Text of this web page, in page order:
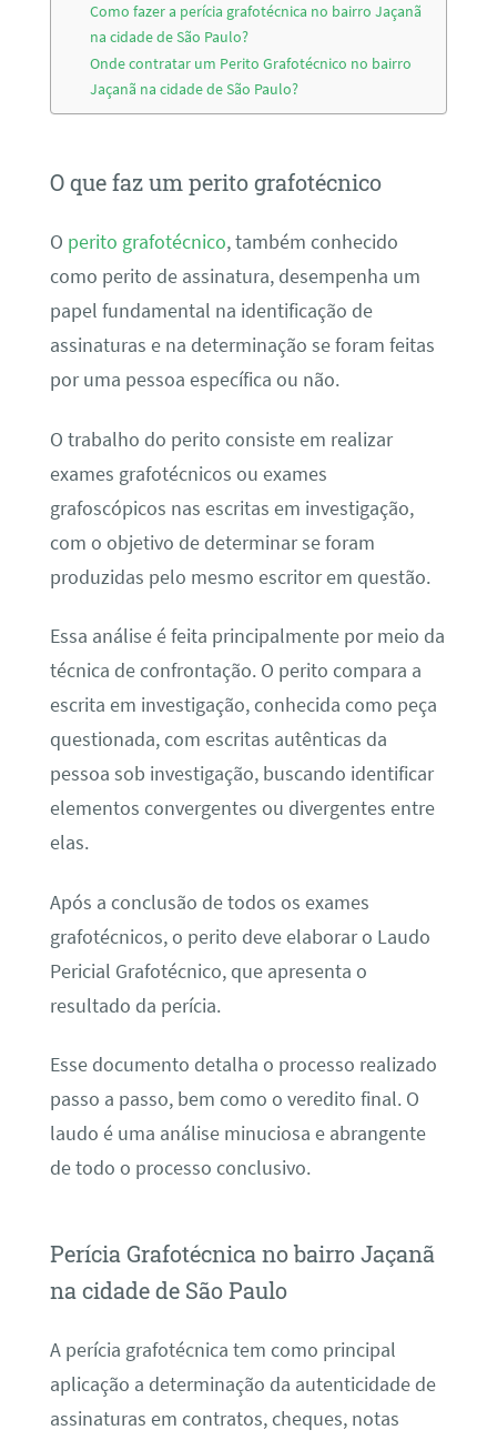
Como fazer a perícia grafotécnica no bairro Jaçanã
na cidade de São Paulo?
Onde contratar um Perito Grafotécnico no bairro
Jaçanã na cidade de São Paulo?
O que faz um perito grafotécnico
O perito grafotécnico, também conhecido
como perito de assinatura, desempenha um
papel fundamental na identificação de
assinaturas e na determinação se foram feitas
por uma pessoa específica ou não.
O trabalho do perito consiste em realizar
exames grafotécnicos ou exames
grafoscópicos nas escritas em investigação,
com o objetivo de determinar se foram
produzidas pelo mesmo escritor em questão.
Essa análise é feita principalmente por meio da
técnica de confrontação. O perito compara a
escrita em investigação, conhecida como peça
questionada, com escritas autênticas da
pessoa sob investigação, buscando identificar
elementos convergentes ou divergentes entre
elas.
Após a conclusão de todos os exames
grafotécnicos, o perito deve elaborar o Laudo
Pericial Grafotécnico, que apresenta o
resultado da perícia.
Esse documento detalha o processo realizado
passo a passo, bem como o veredito final. O
laudo é uma análise minuciosa e abrangente
de todo o processo conclusivo.
Perícia Grafotécnica no bairro Jaçanã
na cidade de São Paulo
A perícia grafotécnica tem como principal
aplicação a determinação da autenticidade de
assinaturas em contratos, cheques, notas